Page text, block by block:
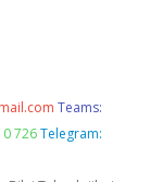
Teams:
726 Telegram: